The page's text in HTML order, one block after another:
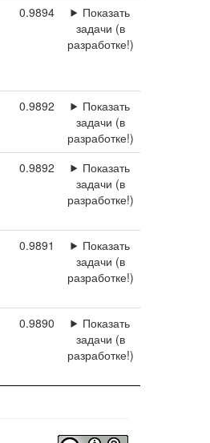
0.9894
Показать
задачи (в
разработке!)
0.9892
Показать
задачи (в
разработке!)
0.9892
Показать
задачи (в
разработке!)
0.9891
Показать
задачи (в
разработке!)
0.9890
Показать
задачи (в
разработке!)